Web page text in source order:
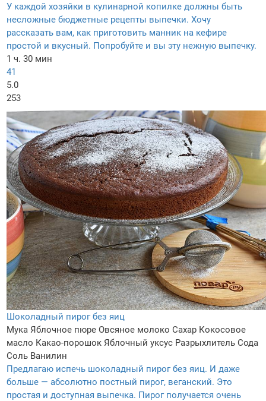
У каждой хозяйки в кулинарной копилке должны быть
несложные бюджетные рецепты выпечки. Хочу
рассказать вам, как приготовить манник на кефире
простой и вкусный. Попробуйте и вы эту нежную выпечку.
1 ч. 30 мин
41
5.0
253
Шоколадный пирог без яиц
Мука Яблочное пюре Овсяное молоко Сахар Кокосовое
масло Какао-порошок Яблочный уксус Разрыхлитель Сода
Соль Ванилин
Предлагаю испечь шоколадный пирог без яиц. И даже
больше — абсолютно постный пирог, веганский. Это
простая и доступная выпечка. Пирог получается очень